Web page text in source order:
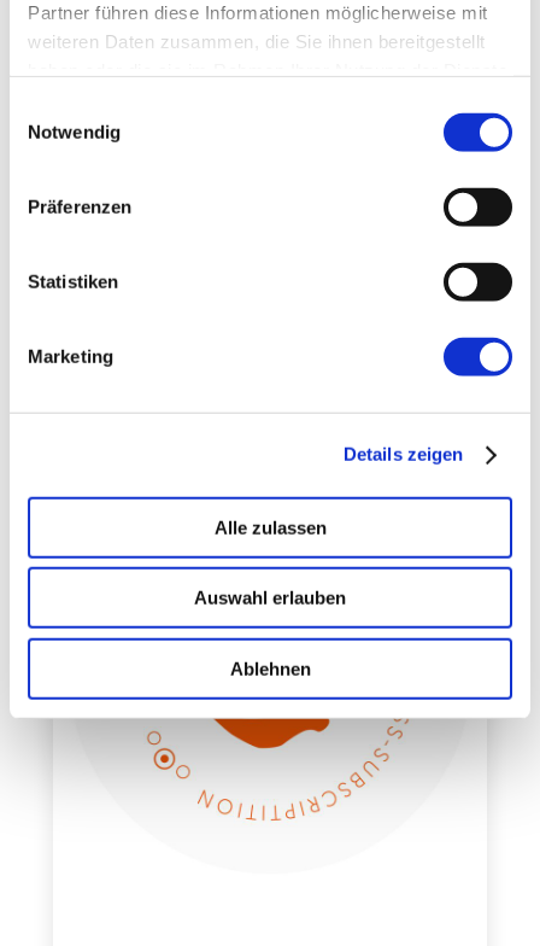
Partner führen diese Informationen möglicherweise mit
weiteren Daten zusammen, die Sie ihnen bereitgestellt
Notwendig
Präferenzen
Statistiken
Marketing
Details zeigen
Alle zulassen
Auswahl erlauben
Ablehnen
Website
Stacks End of Life